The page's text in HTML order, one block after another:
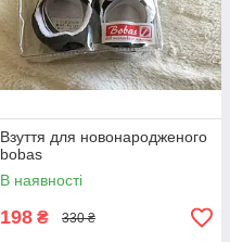
Взуття для новонародженого
bobas
В наявності
198 ₴ 330 ₴